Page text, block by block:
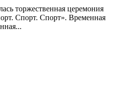
торжественная церемония
Спорт. Спорт». Временная